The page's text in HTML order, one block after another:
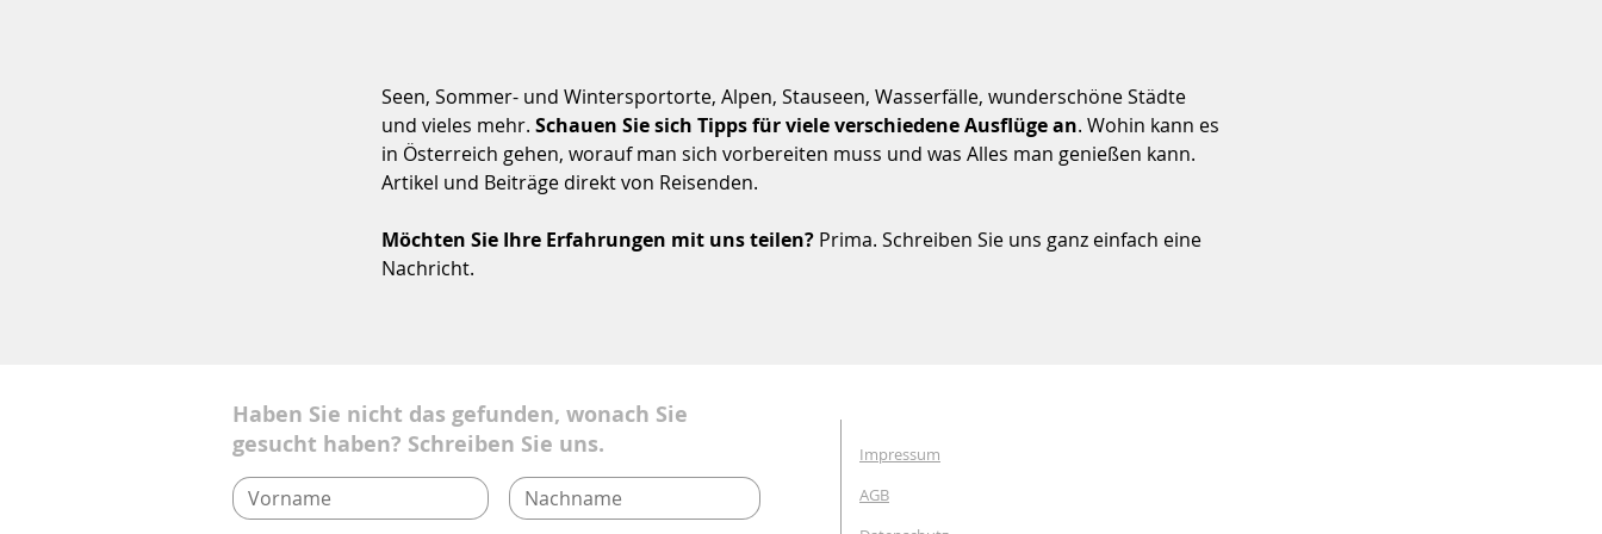
Seen, Sommer- und Wintersportorte, Alpen, Stauseen, Wasserfälle, wunderschöne Städte
und vieles mehr. Schauen Sie sich Tipps für viele verschiedene Ausflüge an. Wohin kann es
in Österreich gehen, worauf man sich vorbereiten muss und was Alles man genießen kann.
Artikel und Beiträge direkt von Reisenden.
Möchten Sie Ihre Erfahrungen mit uns teilen? Prima. Schreiben Sie uns ganz einfach eine
Nachricht.
Haben Sie nicht das gefunden, wonach Sie
gesucht haben? Schreiben Sie uns.
Impressum
AGB